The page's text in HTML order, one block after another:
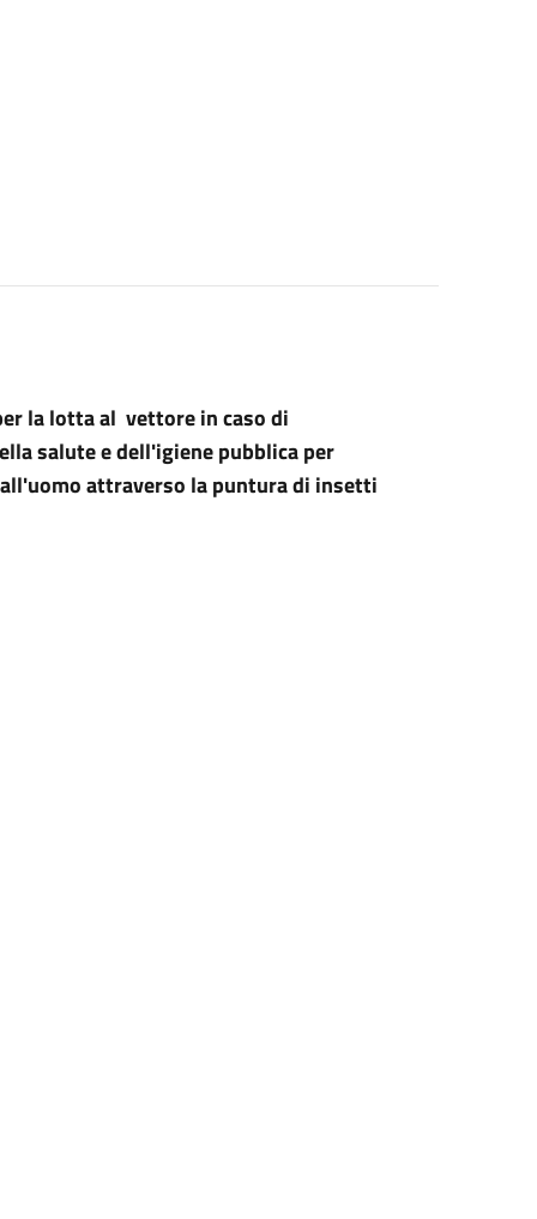
la lotta al vettore in caso di
salute e dell'igiene pubblica per
attraverso la puntura di insetti